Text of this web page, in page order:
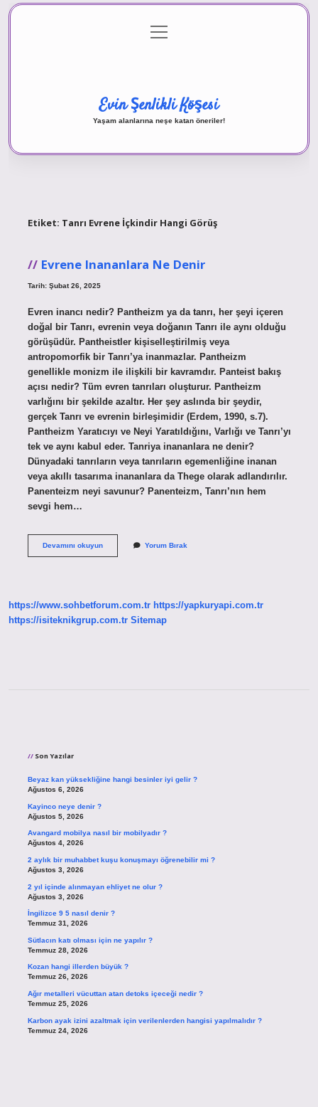
Gizlilik Politikası
menüyü
aç
Evin Şenlikli Köşesi
Yaşam alanlarına neşe katan öneriler!
Etiket: Tanrı Evrene İçkindir Hangi Görüş
Evrene Inananlara Ne Denir
Tarih: Şubat 26, 2025
Evren inancı nedir? Pantheizm ya da tanrı, her şeyi içeren
doğal bir Tanrı, evrenin veya doğanın Tanrı ile aynı olduğu
görüşüdür. Pantheistler kişiselleştirilmiş veya
antropomorfik bir Tanrı’ya inanmazlar. Pantheizm
genellikle monizm ile ilişkili bir kavramdır. Panteist bakış
açısı nedir? Tüm evren tanrıları oluşturur. Pantheizm
varlığını bir şekilde azaltır. Her şey aslında bir şeydir,
gerçek Tanrı ve evrenin birleşimidir (Erdem, 1990, s.7).
Pantheizm Yaratıcıyı ve Neyi Yaratıldığını, Varlığı ve Tanrı’yı
​​tek ve aynı kabul eder. Tanriya inananlara ne denir?
Dünyadaki tanrıların veya tanrıların egemenliğine inanan
veya akıllı tasarıma inananlara da Thege olarak adlandırılır.
Panenteizm neyi savunur? Panenteizm, Tanrı’nın hem
sevgi hem…
Devamını okuyunEvrene
Yorum Bırak
https://www.sohbetforum.com.tr https://yapkuryapi.com.tr
https://isiteknikgrup.com.tr Sitemap
Son Yazılar
Beyaz kan yüksekliğine hangi besinler iyi gelir ?
Ağustos 6, 2026
Kayinco neye denir ?
Ağustos 5, 2026
Avangard mobilya nasıl bir mobilyadır ?
Ağustos 4, 2026
2 aylık bir muhabbet kuşu konuşmayı öğrenebilir mi ?
Ağustos 3, 2026
2 yıl içinde alınmayan ehliyet ne olur ?
Ağustos 3, 2026
İngilizce 9 5 nasıl denir ?
Temmuz 31, 2026
Sütlacın katı olması için ne yapılır ?
Temmuz 28, 2026
Kozan hangi illerden büyük ?
Temmuz 26, 2026
Ağır metalleri vücuttan atan detoks içeceği nedir ?
Temmuz 25, 2026
Karbon ayak izini azaltmak için verilenlerden hangisi yapılmalıdır ?
Temmuz 24, 2026